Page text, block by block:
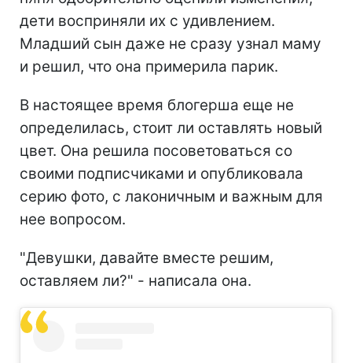
дети восприняли их с удивлением.
Младший сын даже не сразу узнал маму
и решил, что она примерила парик.
В настоящее время блогерша еще не
определилась, стоит ли оставлять новый
цвет. Она решила посоветоваться со
своими подписчиками и опубликовала
серию фото, с лаконичным и важным для
нее вопросом.
"Девушки, давайте вместе решим,
оставляем ли?" - написала она.